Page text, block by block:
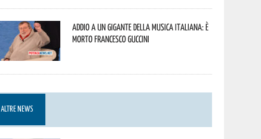
Addio a un gigante della musica italiana: è
morto Francesco Guccini
ALTRE NEWS